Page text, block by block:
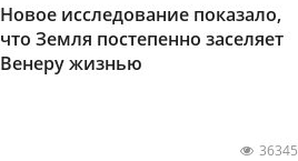
Новое исследование показало,
что Земля постепенно заселяет
Венеру жизнью
36345